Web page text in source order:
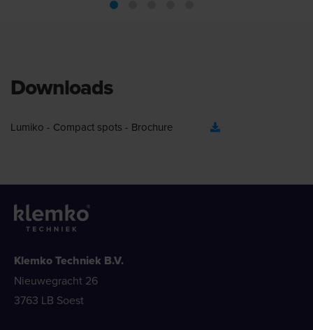
Downloads
Lumiko - Compact spots - Brochure
Klemko Techniek B.V.
Nieuwegracht 26
3763 LB Soest